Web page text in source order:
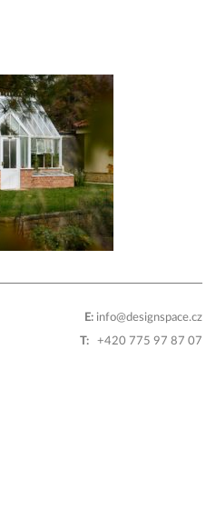
E: info@designspace.cz
T:
+420 775 97 87 07